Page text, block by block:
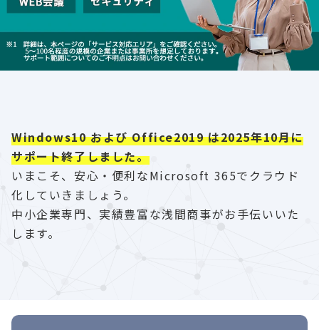
Windows10 および Office2019 は2025年10月に
サポート終了しました。
いまこそ、安心・便利なMicrosoft 365でクラウド
化していきましょう。
中小企業専門、実績豊富な浅間商事がお手伝いいた
します。